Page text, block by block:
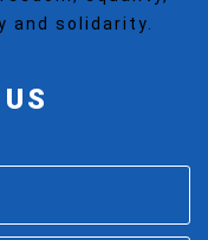
solidarity.